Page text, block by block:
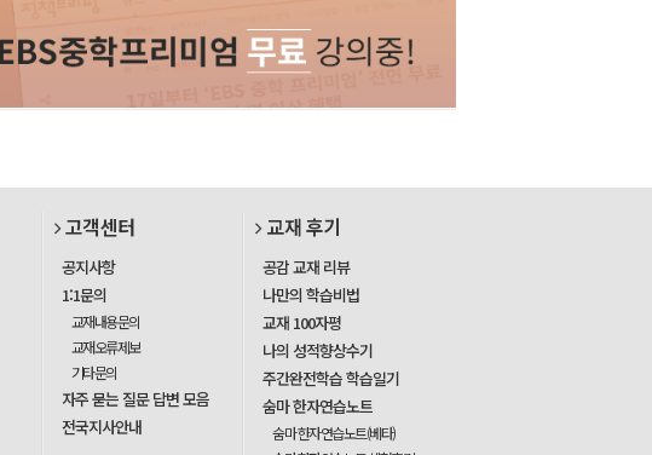
고객센터
공지사항
1:1문의
교재내용문의
교재오류제보
기타문의
자주 묻는 질문 답변 모음
전국지사안내
교재 후기
공감 교재 리뷰
나만의 학습비법
교재 100자평
나의 성적향상수기
주간완전학습 학습일기
숨마 한자연습노트
숨마 한자연습노트(베타)